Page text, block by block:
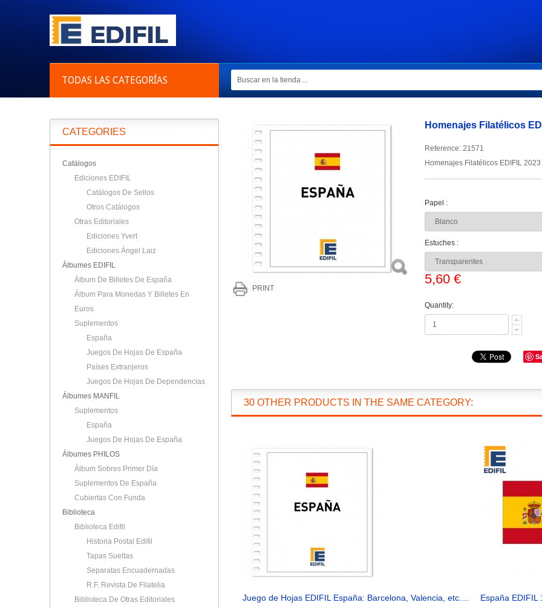
TODAS LAS CATEGORÍAS
CATEGORIES
Catálogos
Ediciones EDIFIL
Catálogos De Sellos
Otros Catálogos
Otras Editoriales
Ediciones Yvert
Ediciones Ángel Laiz
Álbumes EDIFIL
Álbum De Billetes De España
Álbum Para Monedas Y Billetes En
Euros
Suplementos
España
Juegos De Hojas De España
Países Extranjeros
Juegos De Hojas De Dependencias
Álbumes MANFIL
Suplementos
España
Juegos De Hojas De España
Álbumes PHILOS
Álbum Sobres Primer Día
Suplementos De España
Cubiertas Con Funda
Biblioteca
Biblioteca Edifil
Historia Postal Edifil
Tapas Sueltas
Separatas Encuadernadas
R.F. Revista De Filatelia
Biblioteca De Otras Editoriales
PRINT
Homenajes Filatélicos
Reference: 21571
Homenajes Filatélicos EDIFIL 2023
Papel :
Estuches :
5,60 €
Quantity:
30 OTHER PRODUCTS IN THE SAME CATEGORY:
Juego de Hojas EDIFIL España: Barcelona, Valencia, etc.... España EDIFIL